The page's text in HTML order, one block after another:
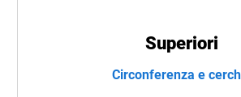
Superiori
Circonferenza e